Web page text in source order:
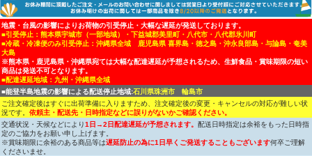
地震・台風の影響によりお荷物の引受停止・大幅な遅延が発送しております。
■引受停止：熊本県宇城市（一部地域）・下益城郡美里町・八代市・八代郡氷川町
■冷蔵・冷凍便のみ引受停止：沖縄県全域 鹿児島県 喜界島・徳之島・沖永良部島・与論島・奄美
大島
※熊本県・鹿児島県・沖縄県宛ては大幅な配達遅延が予想されるため、生鮮食品・賞味期限の短い
商品は発送不可となります。
■配達遅延地域：九州・沖縄県全域
■能登半島地震の影響による配送停止地域:石川県珠洲市 輪島市
ご注文確定後はすぐに出荷準備に入りますため、注文確定後の変更・キャンセルの対応が難しい状
況です。 依頼主・配送先・日時指定などに誤りがないかご確認ください。
交通状況・天候などにより1日→2日配達遅延が予想されます。 配送日時指定は余裕をもった日時指
定のご協力をお願い申し上げます。
※賞味期限に余裕のある商品等は遅延防止の為に1日早くご発送することもございます何卒ご理解
くださいませ。